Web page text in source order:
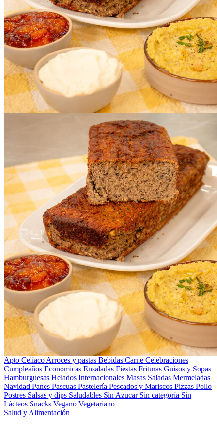
Apto Celíaco Arroces y pastas Bebidas Carne Celebraciones
Cumpleaños Económicas Ensaladas Fiestas Frituras Guisos y Sopas
Hamburguesas Helados Internacionales Masas Saladas Mermeladas
Navidad Panes Pascuas Pastelería Pescados y Mariscos Pizzas Pollo
Postres Salsas y dips Saludables Sin Azucar Sin categoría Sin
Lácteos Snacks Vegano Vegetariano
Salud y Alimentación